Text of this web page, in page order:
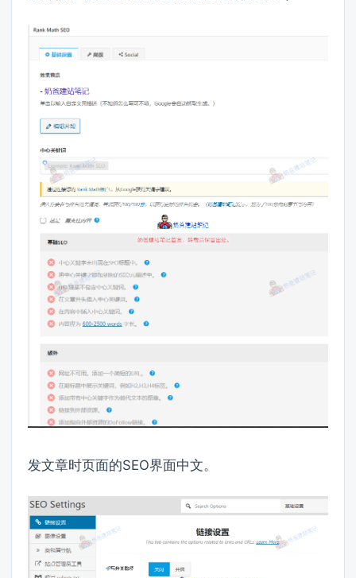
发文章时页面的SEO界面中文。